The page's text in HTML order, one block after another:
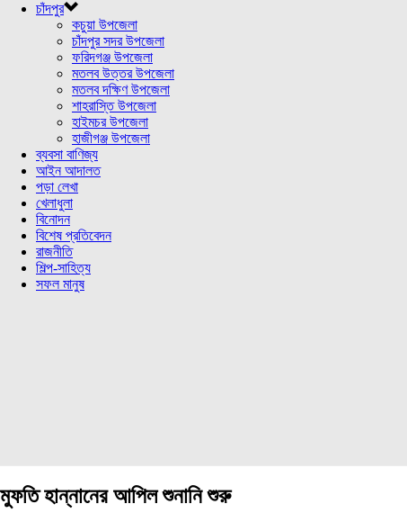
চাঁদপুর
কচুয়া উপজেলা
চাঁদপুর সদর উপজেলা
ফরিদগঞ্জ উপজেলা
মতলব উত্তর উপজেলা
মতলব দক্ষিণ উপজেলা
শাহরাস্তি উপজেলা
হাইমচর উপজেলা
হাজীগঞ্জ উপজেলা
ব্যবসা বাণিজ্য
আইন আদালত
পড়া লেখা
খেলাধুলা
বিনোদন
বিশেষ প্রতিবেদন
রাজনীতি
শিল্প-সাহিত্য
সফল মানুষ
মুফতি হান্নানের আপিল শুনানি শুরু